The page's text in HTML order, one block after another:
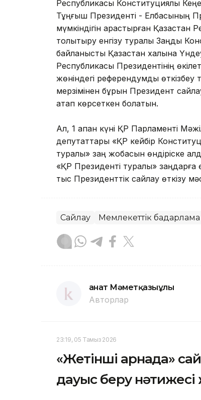
Республикасы Конституциялық
Тұңғыш Президенті - Елбасының
мүмкіндігін қарастырған
толықтыру енгізу туралы Заңды
байланысты Қазақстан халқына
Республикасы Президентінің
жөніндегі референдумды өткізбеу
мерзімінен бұрын Президент
атап көрсеткен болатын.
Ал, 1 ақпан күні ҚР Парламенті
депутаттары «ҚР кейбір
туралы» заң жобасын өндіріске
«ҚР Президенті туралы» заңдарға
тыс Президенттік сайлау өткізу
Сайлау Мемлекеттік бағдарлама
Қанат Мәметқазыұлы
Авторлар
23:19, 05 Тамыз 2026
«Жетінші арнада»
дауыс беру